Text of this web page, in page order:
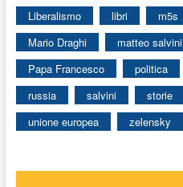
Liberalismo
libri m5s
Mario Draghi
matteo salvini
Papa Francesco
politica
russia
salvini storie
unione europea
zelensky